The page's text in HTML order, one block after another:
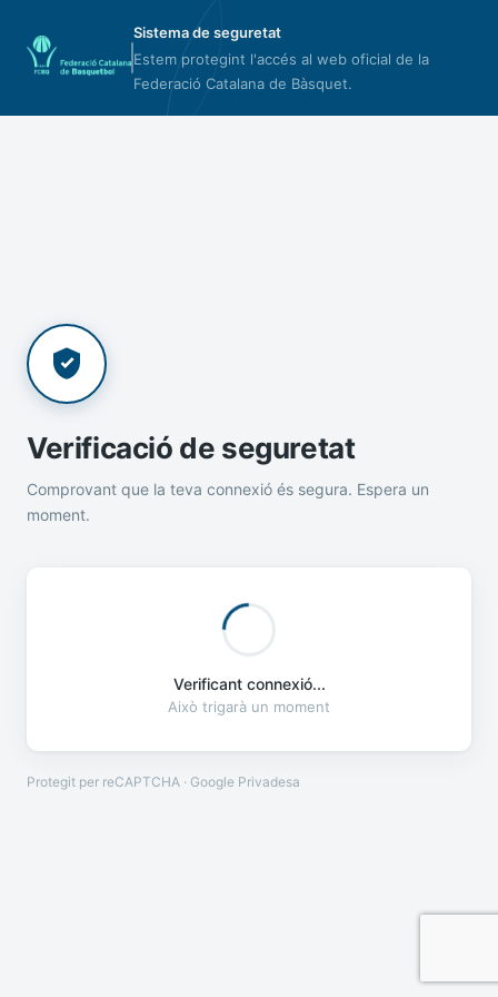
Sistema de seguretat
Estem protegint l'accés al web oficial de la
Federació Catalana de Bàsquet.
Verificació de seguretat
Comprovant que la teva connexió és segura. Espera un
moment.
Verificant connexió...
Això trigarà un moment
Protegit per reCAPTCHA · Google Privadesa